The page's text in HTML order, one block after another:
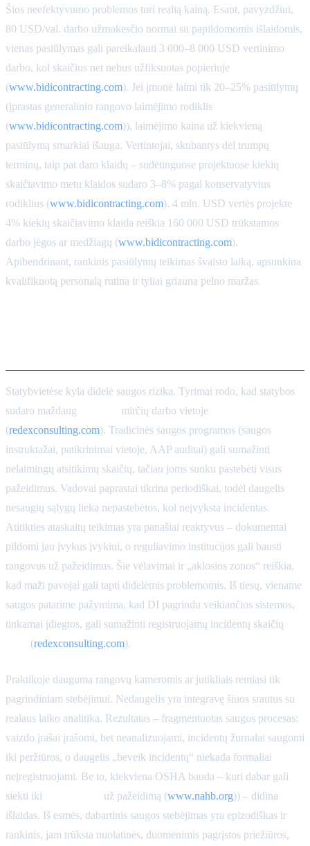
Šios neefektyvumo problemos turi realią kainą. Esant, pavyzdžiui,
80 USD/val. darbo užmokesčio normai su papildomomis išlaidomis,
vienas pasiūlymas gali pareikalauti 3 000–8 000 USD vertinimo
darbo, kol skaičius net nebus užfiksuotas popieriuje
(www.bidicontracting.com). Jei įmonė laimi tik 20–25% pasiūlymų
(įprastas generalinio rangovo laimėjimo rodiklis
(www.bidicontracting.com)), laimėjimo kaina už kiekvieną
pasiūlymą smarkiai išauga. Vertintojai, skubantys dėl trumpų
terminų, taip pat daro klaidų – sudėtinguose projektuose kiekių
skaičiavimo metu klaidos sudaro 3–8% pagal konservatyvius
rodiklius (www.bidicontracting.com). 4 mln. USD vertės projekte
4% kiekių skaičiavimo klaida reiškia 160 000 USD trūkstamos
darbo jėgos ar medžiagų (www.bidicontracting.com).
Apibendrinant, rankinis pasiūlymų teikimas švaisto laiką, apsunkina
kvalifikuotą personalą rutina ir tyliai griauna pelno maržas.
Statybvietėse kyla didelė saugos rizika. Tyrimai rodo, kad statybos
sudaro maždaug
mirčių darbo vietoje
(redexconsulting.com). Tradicinės saugos programos (saugos
instruktažai, patikrinimai vietoje, AAP auditai) gali sumažinti
nelaimingų atsitikimų skaičių, tačiau joms sunku pastebėti visus
pažeidimus. Vadovai paprastai tikrina periodiškai, todėl daugelis
nesaugių sąlygų lieka nepastebėtos, kol neįvyksta incidentas.
Atitikties ataskaitų teikimas yra panašiai reaktyvus – dokumentai
pildomi jau įvykus įvykiui, o reguliavimo institucijos gali bausti
rangovus už pažeidimus. Šie vėlavimai ir „aklosios zonos“ reiškia,
kad maži pavojai gali tapti didelėmis problemomis. Iš tiesų, viename
saugos patarime pažymima, kad DI pagrindu veikiančios sistemos,
tinkamai įdiegtos, gali sumažinti registruojamų incidentų skaičių
(redexconsulting.com).
Praktikoje dauguma rangovų kameromis ar jutikliais remiasi tik
pagrindiniam stebėjimui. Nedaugelis yra integravę šiuos srautus su
realaus laiko analitika. Rezultatas – fragmentuotas saugos procesas:
vaizdo įrašai įrašomi, bet neanalizuojami, incidentų žurnalai saugomi
iki peržiūros, o daugelis „beveik incidentų“ niekada formaliai
neįregistruojami. Be to, kiekviena OSHA bauda – kuri dabar gali
siekti iki
už pažeidimą (www.nahb.org)) – didina
išlaidas. Iš esmės, dabartinis saugos stebėjimas yra epizodiškas ir
rankinis, jam trūksta nuolatinės, duomenimis pagrįstos priežiūros,